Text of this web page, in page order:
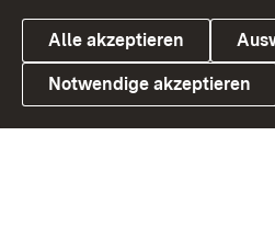
Link zum Landesportal
Alle akzeptieren
Notwendige akzeptieren